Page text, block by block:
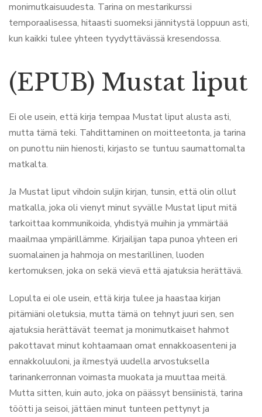
monimutkaisuudesta. Tarina on mestarikurssi
temporaalisessa, hitaasti suomeksi jännitystä loppuun asti,
kun kaikki tulee yhteen tyydyttävässä kresendossa.
(EPUB) Mustat liput
Ei ole usein, että kirja tempaa Mustat liput alusta asti,
mutta tämä teki. Tahdittaminen on moitteetonta, ja tarina
on punottu niin hienosti, kirjasto se tuntuu saumattomalta
matkalta.
Ja Mustat liput vihdoin suljin kirjan, tunsin, että olin ollut
matkalla, joka oli vienyt minut syvälle Mustat liput mitä
tarkoittaa kommunikoida, yhdistyä muihin ja ymmärtää
maailmaa ympärillämme. Kirjailijan tapa punoa yhteen eri
suomalainen ja hahmoja on mestarillinen, luoden
kertomuksen, joka on sekä vievä että ajatuksia herättävä.
Lopulta ei ole usein, että kirja tulee ja haastaa kirjan
pitämiäni oletuksia, mutta tämä on tehnyt juuri sen, sen
ajatuksia herättävät teemat ja monimutkaiset hahmot
pakottavat minut kohtaamaan omat ennakkoasenteni ja
ennakkoluuloni, ja ilmestyä uudella arvostuksella
tarinankerronnan voimasta muokata ja muuttaa meitä.
Mutta sitten, kuin auto, joka on päässyt bensiinistä, tarina
töötti ja seisoi, jättäen minut tunteen pettynyt ja